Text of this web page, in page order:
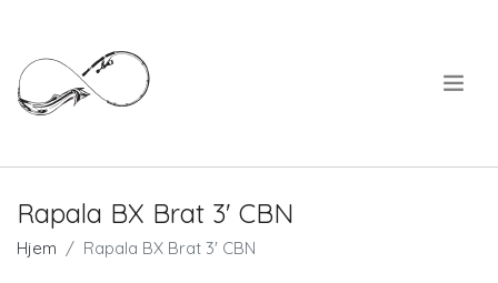
Rapala BX Brat 3' CBN
Hjem Rapala BX Brat 3' CBN